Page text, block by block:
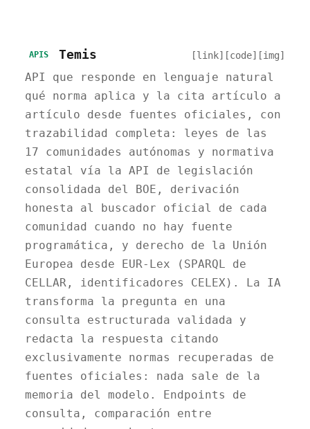
APIS Temis [link] [code] [img]
API que responde en lenguaje natural
qué norma aplica y la cita artículo a
artículo desde fuentes oficiales, con
trazabilidad completa: leyes de las
17 comunidades autónomas y normativa
estatal vía la API de legislación
consolidada del BOE, derivación
honesta al buscador oficial de cada
comunidad cuando no hay fuente
programática, y derecho de la Unión
Europea desde EUR-Lex (SPARQL de
CELLAR, identificadores CELEX). La IA
transforma la pregunta en una
consulta estructurada validada y
redacta la respuesta citando
exclusivamente normas recuperadas de
fuentes oficiales: nada sale de la
memoria del modelo. Endpoints de
consulta, comparación entre